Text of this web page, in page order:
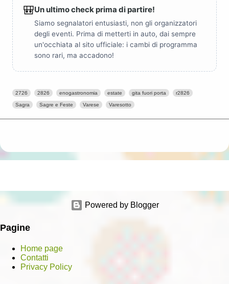
🎒Un ultimo check prima di partire!
Siamo segnalatori entusiasti, non gli organizzatori
degli eventi. Prima di metterti in auto, dai sempre
un'occhiata al sito ufficiale: i cambi di programma
sono rari, ma accadono!
2726 2826 enogastronomia estate gita fuori porta r2826
Sagra Sagre e Feste Varese Varesotto
Powered by Blogger
Pagine
Home page
Contatti
Privacy Policy